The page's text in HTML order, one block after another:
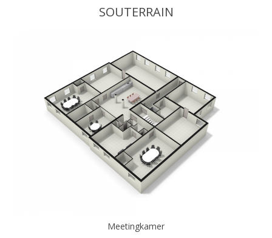
SOUTERRAIN
Meetingkamer